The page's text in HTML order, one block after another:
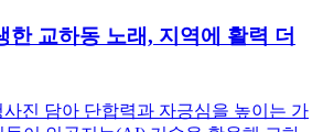
한 교하동 노래, 지역에 활력 더
사진 담아 단합력과 자긍심을 높이는 가